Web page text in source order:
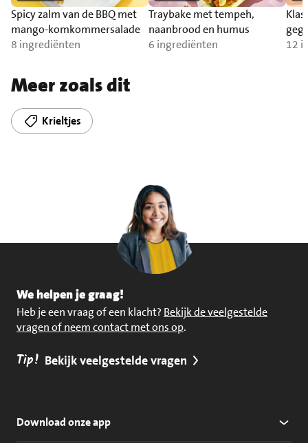
Spicy zalm van de BBQ met
mango-komkommersalade
8 ingrediënten
Traybake met tempeh,
naanbrood en humus
6 ingrediënten
12
Meer zoals dit
Krieltjes
We helpen je graag!
Heb je een vraag of een klacht? Bekijk de veelgestelde
vragen of neem contact met ons op.
Tip! Bekijk veelgestelde vragen
Download onze app